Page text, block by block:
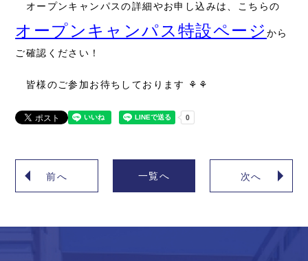
オープンキャンパスの詳細やお申し込みは、こちらの
オープンキャンパス特設ページから
ご確認ください！
皆様のご参加お待ちしております ⚘⚘
前へ 一覧へ 次へ